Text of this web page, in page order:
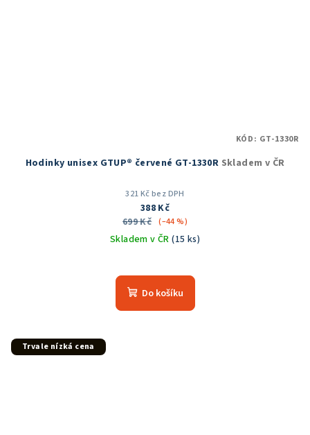
Hodinky unisex GTUP® červené GT-1330R Skladem v ČR
321 Kč bez DPH
388 Kč
699 Kč (–44 %)
Skladem v ČR(15 ks)
Do košíku
KÓD: GT-1330R
Trvale nízká cena